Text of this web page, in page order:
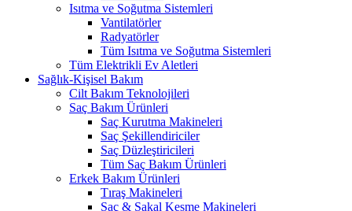
Isıtma ve Soğutma Sistemleri
Vantilatörler
Radyatörler
Tüm Isıtma ve Soğutma Sistemleri
Tüm Elektrikli Ev Aletleri
Sağlık-Kişisel Bakım
Cilt Bakım Teknolojileri
Saç Bakım Ürünleri
Saç Kurutma Makineleri
Saç Şekillendiriciler
Saç Düzleştiricileri
Tüm Saç Bakım Ürünleri
Erkek Bakım Ürünleri
Tıraş Makineleri
Saç & Sakal Kesme Makineleri